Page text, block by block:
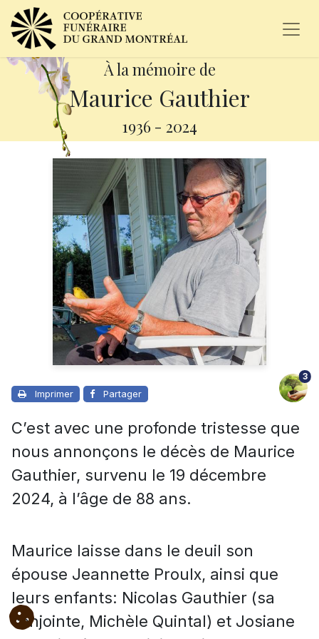
À la mémoire de
Maurice Gauthier
1936 - 2024
Imprimer Partager
3
C’est avec une profonde tristesse que
nous annonçons le décès de Maurice
Gauthier, survenu le 19 décembre
2024, à l’âge de 88 ans.
Maurice laisse dans le deuil son
épouse Jeannette Proulx, ainsi que
leurs enfants: Nicolas Gauthier (sa
conjointe, Michèle Quintal) et Josiane